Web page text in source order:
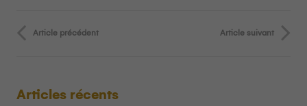
Article précédent Article suivant
Articles récents